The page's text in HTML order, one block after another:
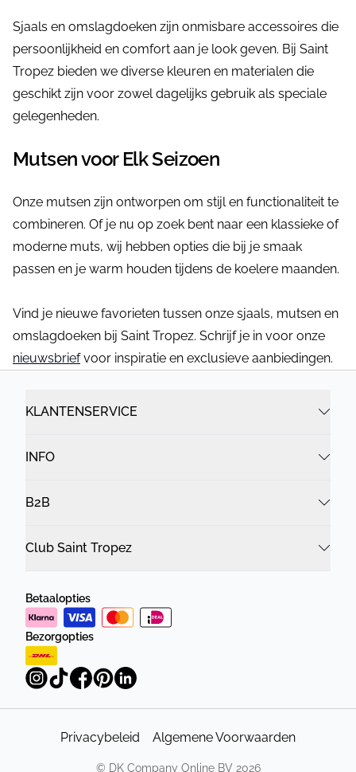
Sjaals en omslagdoeken zijn onmisbare accessoires die
persoonlijkheid en comfort aan je look geven. Bij Saint
Tropez bieden we diverse kleuren en materialen die
geschikt zijn voor zowel dagelijks gebruik als speciale
gelegenheden.
Mutsen voor Elk Seizoen
Onze mutsen zijn ontworpen om stijl en functionaliteit te
combineren. Of je nu op zoek bent naar een klassieke of
moderne muts, wij hebben opties die bij je smaak
passen en je warm houden tijdens de koelere maanden.
Vind je nieuwe favorieten tussen onze sjaals, mutsen en
omslagdoeken bij Saint Tropez. Schrijf je in voor onze
nieuwsbriefvoor inspiratie en exclusieve aanbiedingen.
KLANTENSERVICE
INFO
B2B
Club Saint Tropez
Betaalopties
Bezorgopties
Privacybeleid Algemene Voorwaarden
© DK Company Online BV 2026